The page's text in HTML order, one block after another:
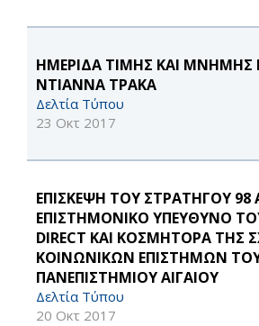
ΗΜΕΡΙΔΑ ΤΙΜΗΣ ΚΑΙ ΜΝΗΜΗΣ
ΝΤΙΑΝΝΑ ΤΡΑΚΑ
Δελτία Τύπου
23 Οκτ 2017
ΕΠΙΣΚΕΨΗ ΤΟΥ ΣΤΡΑΤΗΓΟΥ
ΕΠΙΣΤΗΜΟΝΙΚΟ ΥΠΕΥΘΥΝΟ ΤΟΥ
DIRECT ΚΑΙ ΚΟΣΜΗΤΟΡΑ ΤΗΣ
ΚΟΙΝΩΝΙΚΩΝ ΕΠΙΣΤΗΜΩΝ
ΠΑΝΕΠΙΣΤΗΜΙΟΥ ΑΙΓΑΙΟΥ
Δελτία Τύπου
20 Οκτ 2017